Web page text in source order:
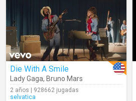
Die With A Smile
Lady Gaga, Bruno Mars
2 años | 928662 jugadas
selvatica